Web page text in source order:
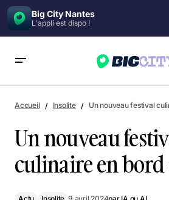
Big City Nantes
L'appli est dispo !
Accueil Insolite Un nouveau festival
Un nouveau
culinaire en